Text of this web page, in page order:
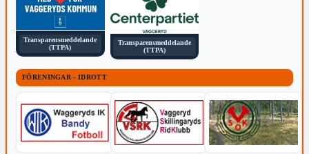
Transparensmeddelande
(TTPA)
Transparensmeddelande
(TTPA)
FÖRENINGAR - IDROTT